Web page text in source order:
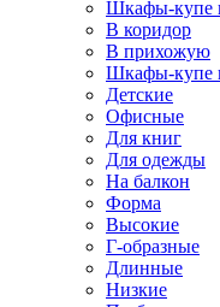
Шкафы-купе
В коридор
В прихожую
Шкафы-купе
Детские
Офисные
Для книг
Для одежды
На балкон
Форма
Высокие
Г-образные
Длинные
Низкие